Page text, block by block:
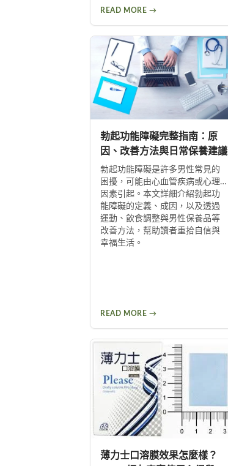
受安心用药保障。立即浏览各地
药房资讯，轻松购买有保障。
READ MORE →
勃起功能障礙完整指南：原
因、改善方法與日常保養建議
勃起功能障礙是許多男性常見的
困擾，可能由心血管疾病或心理
因素引起。本文詳細介紹勃起功
能障礙的定義、成因，以及透過
運動、飲食調整與男性保養品等
改善方法，幫助讀者重拾自信與
幸福生活。
READ MORE →
薄力士口溶膜效果怎麼樣？